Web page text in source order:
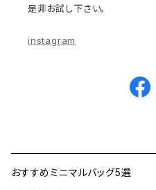
是非お試し下さい。
instagram
おすすめミニマルバッグ5選